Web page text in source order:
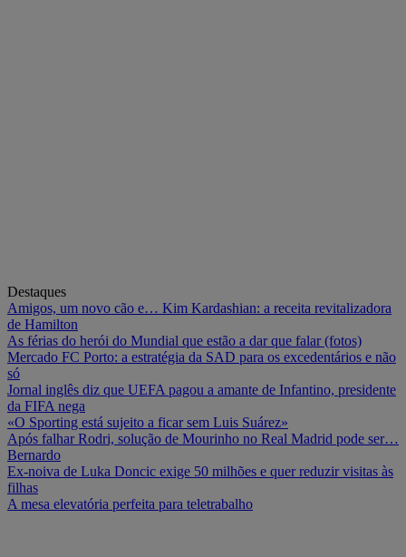
Destaques
Amigos, um novo cão e… Kim Kardashian: a receita revitalizadora
de Hamilton
As férias do herói do Mundial que estão a dar que falar (fotos)
Mercado FC Porto: a estratégia da SAD para os excedentários e não
só
Jornal inglês diz que UEFA pagou a amante de Infantino, presidente
da FIFA nega
«O Sporting está sujeito a ficar sem Luis Suárez»
Após falhar Rodri, solução de Mourinho no Real Madrid pode ser…
Bernardo
Ex-noiva de Luka Doncic exige 50 milhões e quer reduzir visitas às
filhas
A mesa elevatória perfeita para teletrabalho